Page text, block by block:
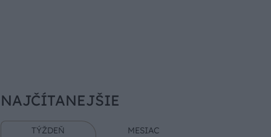
NAJČÍTANEJŠIE
TÝŽDEŇ MESIAC